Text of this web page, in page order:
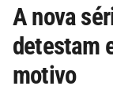
A nova
detestam
motivo